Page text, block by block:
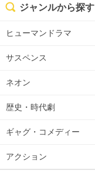
ジャンルから探す
ヒューマンドラマ
サスペンス
ネオン
歴史・時代劇
ギャグ・コメディー
アクション